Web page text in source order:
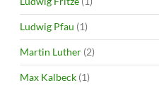
Ludwig Pfau (1)
Martin Luther (2)
Max Kalbeck (1)